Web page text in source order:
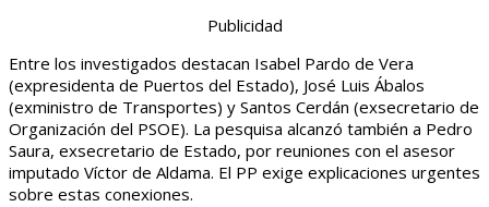
Publicidad
Entre los investigados destacan Isabel Pardo de Vera
(expresidenta de Puertos del Estado), José Luis Ábalos
(exministro de Transportes) y Santos Cerdán (exsecretario de
Organización del PSOE). La pesquisa alcanzó también a Pedro
Saura, exsecretario de Estado, por reuniones con el asesor
imputado Víctor de Aldama. El PP exige explicaciones urgentes
sobre estas conexiones.